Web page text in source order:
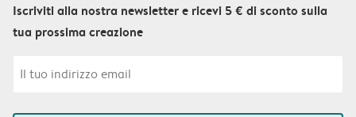
Iscriviti alla nostra newsletter e ricevi 5 € di sconto sulla
tua prossima creazione